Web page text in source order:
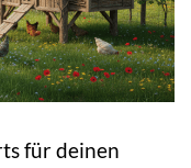
für deinen